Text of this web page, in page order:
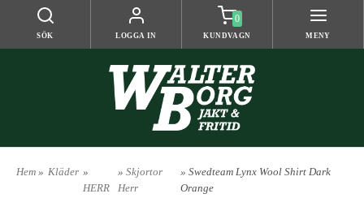
SÖK LOGGA IN
0
KUNDVAGN MENY
Hem » Kläder »
HERR
» Skjortor
Herr
» Swedteam Lynx Wool Shirt Dark
Orange